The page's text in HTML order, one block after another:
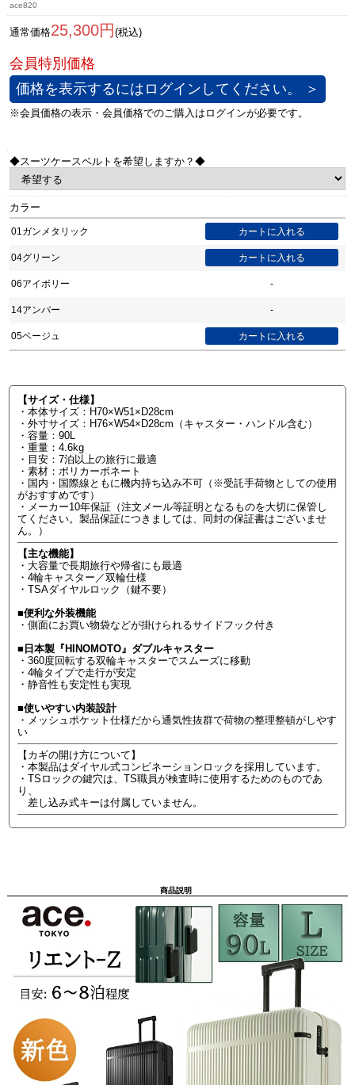
ace820
通常価格25,300円 (税込)
価格を表示するにはログインしてください。 ＞
◆スーツケースベルトを希望しますか？◆
カラー
01ガンメタリック
04グリーン
06アイボリー -
14アンバー -
05ベージュ
【サイズ・仕様】
・本体サイズ：H70×W51×D28cm
・外寸サイズ：H76×W54×D28cm（キャスター・ハンドル含む）
・容量：90L
・重量：4.6kg
・目安：7泊以上の旅行に最適
・素材：ポリカーボネート
・国内・国際線ともに機内持ち込み不可（※受託手荷物としての使用
がおすすめです）
・メーカー10年保証（注文メール等証明となるものを大切に保管し
てください。製品保証につきましては、同封の保証書はございませ
ん。）
【主な機能】
・大容量で長期旅行や帰省にも最適
・4輪キャスター／双輪仕様
・TSAダイヤルロック（鍵不要）
■便利な外装機能
・側面にお買い物袋などが掛けられるサイドフック付き
■日本製『HINOMOTO』ダブルキャスター
・360度回転する双輪キャスターでスムーズに移動
・4輪タイプで走行が安定
・静音性も安定性も実現
■使いやすい内装設計
・メッシュポケット仕様だから通気性抜群で荷物の整理整頓がしやす
い
【カギの開け方について】
・本製品はダイヤル式コンビネーションロックを採用しています。
・TSロックの鍵穴は、TS職員が検査時に使用するためのものであ
り、
差し込み式キーは付属していません。
商品説明